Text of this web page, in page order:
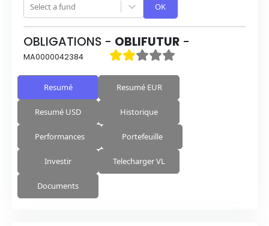
Select a fund OK
OBLIGATIONS - OBLIFUTUR -
MA0000042384
Resumé Resumé EUR
Resumé USD Historique
Performances Portefeuille
Investir Telecharger VL
Documents